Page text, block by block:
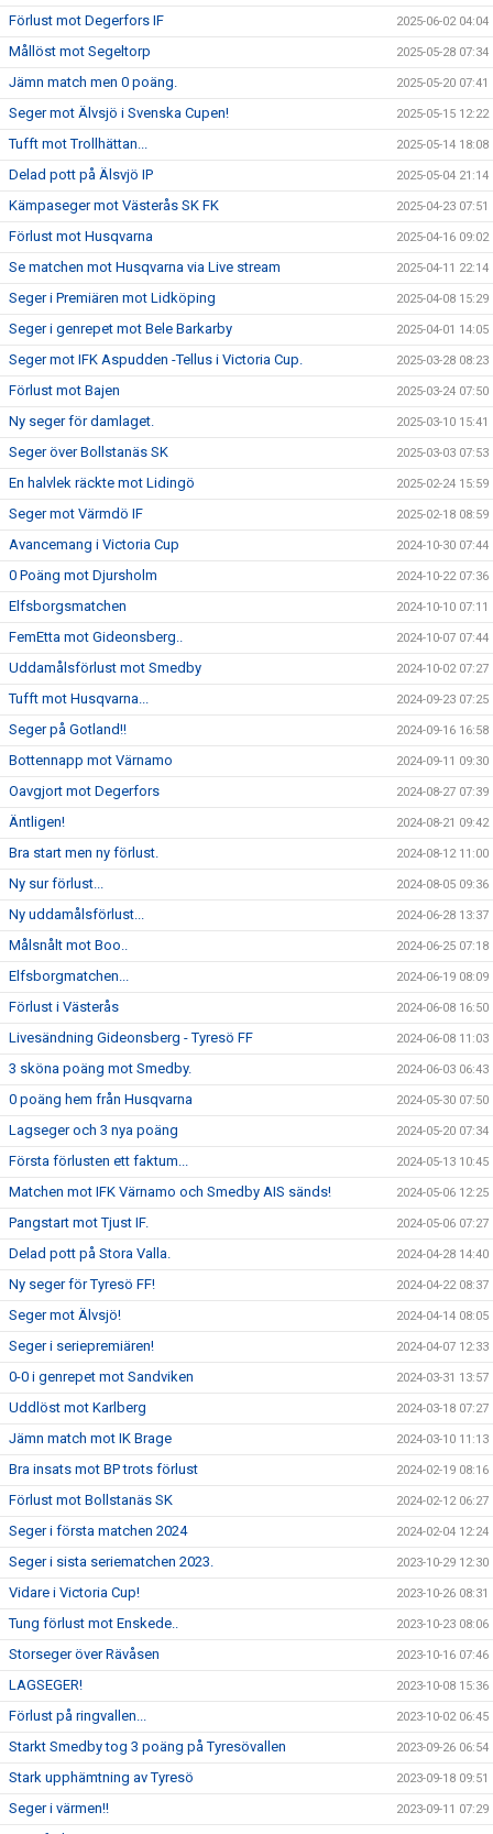
Förlust mot Degerfors IF 2025-06-02 04:04
Mållöst mot Segeltorp 2025-05-28 07:34
Jämn match men 0 poäng. 2025-05-20 07:41
Seger mot Älvsjö i Svenska Cupen! 2025-05-15 12:22
Tufft mot Trollhättan... 2025-05-14 18:08
Delad pott på Älsvjö IP 2025-05-04 21:14
Kämpaseger mot Västerås SK FK 2025-04-23 07:51
Förlust mot Husqvarna 2025-04-16 09:02
Se matchen mot Husqvarna via Live stream 2025-04-11 22:14
Seger i Premiären mot Lidköping 2025-04-08 15:29
Seger i genrepet mot Bele Barkarby 2025-04-01 14:05
Seger mot IFK Aspudden -Tellus i Victoria Cup. 2025-03-28 08:23
Förlust mot Bajen 2025-03-24 07:50
Ny seger för damlaget. 2025-03-10 15:41
Seger över Bollstanäs SK 2025-03-03 07:53
En halvlek räckte mot Lidingö 2025-02-24 15:59
Seger mot Värmdö IF 2025-02-18 08:59
Avancemang i Victoria Cup 2024-10-30 07:44
0 Poäng mot Djursholm 2024-10-22 07:36
Elfsborgsmatchen 2024-10-10 07:11
FemEtta mot Gideonsberg.. 2024-10-07 07:44
Uddamålsförlust mot Smedby 2024-10-02 07:27
Tufft mot Husqvarna... 2024-09-23 07:25
Seger på Gotland!! 2024-09-16 16:58
Bottennapp mot Värnamo 2024-09-11 09:30
Oavgjort mot Degerfors 2024-08-27 07:39
Äntligen! 2024-08-21 09:42
Bra start men ny förlust. 2024-08-12 11:00
Ny sur förlust... 2024-08-05 09:36
Ny uddamålsförlust... 2024-06-28 13:37
Målsnålt mot Boo.. 2024-06-25 07:18
Elfsborgmatchen... 2024-06-19 08:09
Förlust i Västerås 2024-06-08 16:50
Livesändning Gideonsberg - Tyresö FF 2024-06-08 11:03
3 sköna poäng mot Smedby. 2024-06-03 06:43
0 poäng hem från Husqvarna 2024-05-30 07:50
Lagseger och 3 nya poäng 2024-05-20 07:34
Första förlusten ett faktum... 2024-05-13 10:45
Matchen mot IFK Värnamo och Smedby AIS sänds! 2024-05-06 12:25
Pangstart mot Tjust IF. 2024-05-06 07:27
Delad pott på Stora Valla. 2024-04-28 14:40
Ny seger för Tyresö FF! 2024-04-22 08:37
Seger mot Älvsjö! 2024-04-14 08:05
Seger i seriepremiären! 2024-04-07 12:33
0-0 i genrepet mot Sandviken 2024-03-31 13:57
Uddlöst mot Karlberg 2024-03-18 07:27
Jämn match mot IK Brage 2024-03-10 11:13
Bra insats mot BP trots förlust 2024-02-19 08:16
Förlust mot Bollstanäs SK 2024-02-12 06:27
Seger i första matchen 2024 2024-02-04 12:24
Seger i sista seriematchen 2023. 2023-10-29 12:30
Vidare i Victoria Cup! 2023-10-26 08:31
Tung förlust mot Enskede.. 2023-10-23 08:06
Storseger över Rävåsen 2023-10-16 07:46
LAGSEGER! 2023-10-08 15:36
Förlust på ringvallen... 2023-10-02 06:45
Starkt Smedby tog 3 poäng på Tyresövallen 2023-09-26 06:54
Stark upphämtning av Tyresö 2023-09-18 09:51
Seger i värmen!! 2023-09-11 07:29